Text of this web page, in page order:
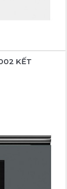
KẾT